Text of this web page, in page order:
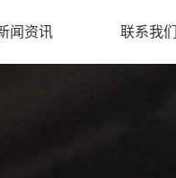
闻资讯 联系我们